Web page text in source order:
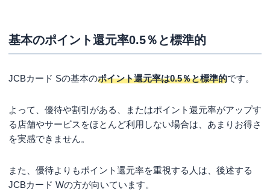
基本のポイント還元率0.5％と標準的
JCBカード Sの基本のポイント還元率は0.5％と標準的です。
よって、優待や割引がある、またはポイント還元率がアップす
る店舗やサービスをほとんど利用しない場合は、あまりお得さ
を実感できません。
また、優待よりもポイント還元率を重視する人は、後述する
JCBカード Wの方が向いています。